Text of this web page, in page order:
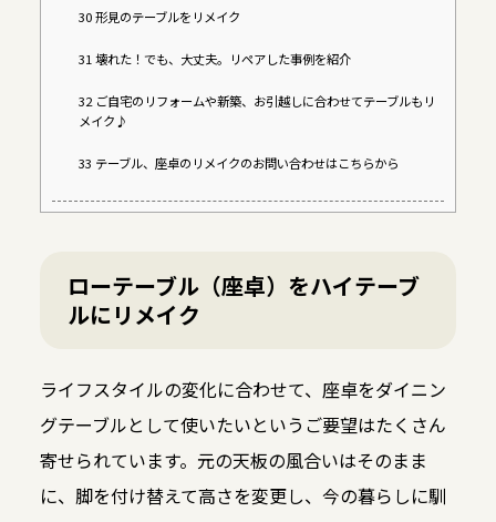
30形見のテーブルをリメイク
31 壊れた！でも、大丈夫。リペアした事例を紹介
32ご自宅のリフォームや新築、お引越しに合わせてテーブルもリ
メイク♪
33 テーブル、座卓のリメイクのお問い合わせはこちらから
ローテーブル（座卓）をハイテーブ
ルにリメイク
ライフスタイルの変化に合わせて、座卓をダイニン
グテーブルとして使いたいというご要望はたくさん
寄せられています。元の天板の風合いはそのまま
に、脚を付け替えて高さを変更し、今の暮らしに馴